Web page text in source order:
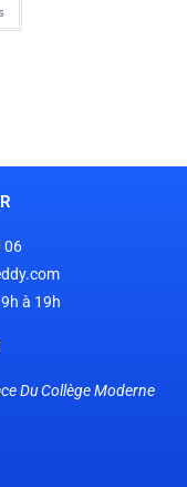
06
à 19h
Du Collège Moderne